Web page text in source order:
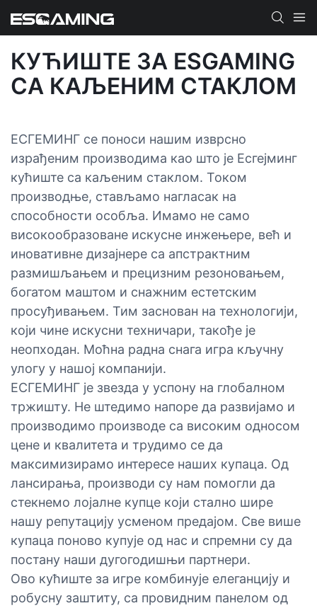
КУЋИШТЕ ЗА ESGAMING
СА КАЉЕНИМ СТАКЛОМ
ЕСГЕМИНГ се поноси нашим изврсно
израђеним производима као што је Есгејминг
кућиште са каљеним стаклом. Током
производње, стављамо нагласак на
способности особља. Имамо не само
високообразоване искусне инжењере, већ и
иновативне дизајнере са апстрактним
размишљањем и прецизним резоновањем,
богатом маштом и снажним естетским
просуђивањем. Тим заснован на технологији,
који чине искусни техничари, такође је
неопходан. Моћна радна снага игра кључну
улогу у нашој компанији.
ЕСГЕМИНГ је звезда у успону на глобалном
тржишту. Не штедимо напоре да развијамо и
производимо производе са високим односом
цене и квалитета и трудимо се да
максимизирамо интересе наших купаца. Од
лансирања, производи су нам помогли да
стекнемо лојалне купце који стално шире
нашу репутацију усменом предајом. Све више
купаца поново купује од нас и спремни су да
постану наши дугогодишњи партнери.
Ово кућиште за игре комбинује елеганцију и
робусну заштиту, са провидним панелом од